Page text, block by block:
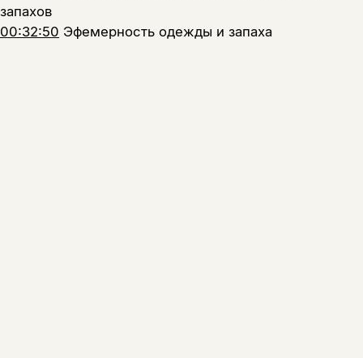
запахов
00:32:50 Эфемерность одежды и запаха